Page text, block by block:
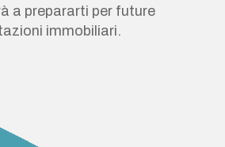
a prepararti per future
immobiliari.